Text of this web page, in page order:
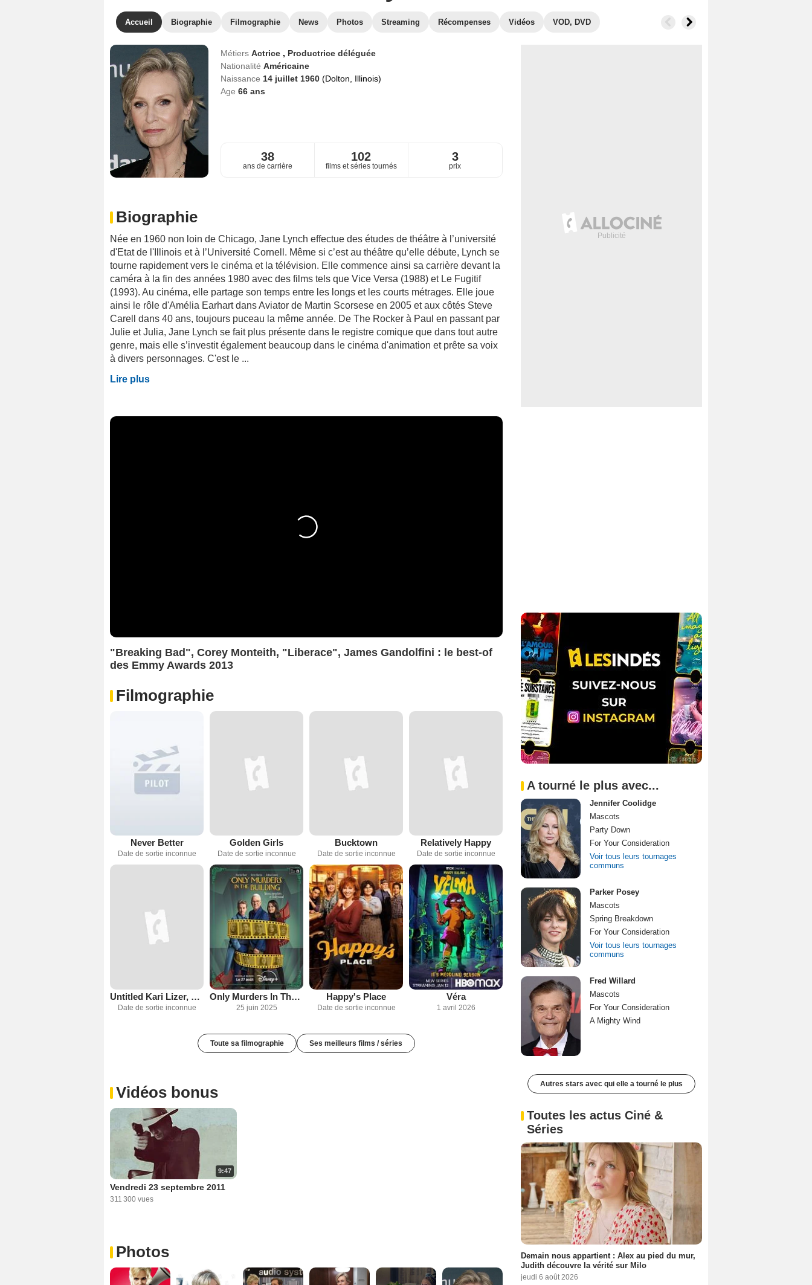
Accueil Biographie Filmographie News Photos Streaming Récompenses Vidéos VOD, DVD
Métiers Actrice , Productrice déléguée
Nationalité Américaine
Naissance 14 juillet 1960 (Dolton, Illinois)
Age 66ans
38
ans de carrière
102
films et séries tournés
3
prix
Biographie
Née en 1960 non loin de Chicago, Jane Lynch effectue des études de théâtre à l’université
d'Etat de l'Illinois et à l’Université Cornell. Même si c’est au théâtre qu’elle débute, Lynch se
tourne rapidement vers le cinéma et la télévision. Elle commence ainsi sa carrière devant la
caméra à la fin des années 1980 avec des films tels que Vice Versa (1988) et Le Fugitif
(1993). Au cinéma, elle partage son temps entre les longs et les courts métrages. Elle joue
ainsi le rôle d'Amélia Earhart dans Aviator de Martin Scorsese en 2005 et aux côtés Steve
Carell dans 40 ans, toujours puceau la même année. De The Rocker à Paul en passant par
Julie et Julia, Jane Lynch se fait plus présente dans le registre comique que dans tout autre
genre, mais elle s’investit également beaucoup dans le cinéma d'animation et prête sa voix
à divers personnages. C'est le ...
Lire plus
"Breaking Bad", Corey Monteith, "Liberace", James Gandolfini : le best-of
des Emmy Awards 2013
Filmographie
Never Better
Date de sortie inconnue
Golden Girls
Date de sortie inconnue
Bucktown
Date de sortie inconnue
Relatively Happy
Date de sortie inconnue
Untitled Kari Lizer, Jane Lynch & Katey Sagal NBC Comedy
Date de sortie inconnue
Only Murders In The Building
25 juin 2025
Happy's Place
Date de sortie inconnue
Véra
1 avril 2026
Toute sa filmographie Ses meilleurs films / séries
Vidéos bonus
9:47
Vendredi 23 septembre 2011
311 300 vues
Photos
A tourné le plus avec...
Jennifer Coolidge
Mascots
Party Down
For Your Consideration
Voir tous leurs tournages
communs
Parker Posey
Mascots
Spring Breakdown
For Your Consideration
Voir tous leurs tournages
communs
Fred Willard
Mascots
For Your Consideration
A Mighty Wind
Autres stars avec qui elle a tourné le plus
Toutes les actus Ciné &
Séries
Demain nous appartient : Alex au pied du mur,
Judith découvre la vérité sur Milo
jeudi 6 août 2026